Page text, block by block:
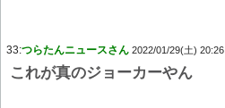
33:つらたんニュースさん 2022/01/29(土) 20:26
これが真のジョーカーやん